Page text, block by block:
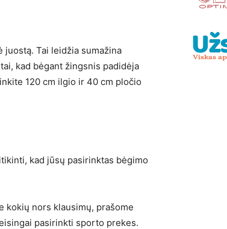
Tai leidžia sumažina
kad bėgant žingsnis padidėja
120 cm ilgio ir 40 cm pločio
kad jūsų pasirinktas bėgimo
kokių nors klausimų, prašome
pasirinkti sporto prekes.